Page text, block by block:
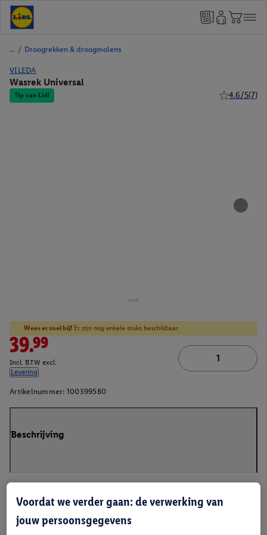
/ Droogrekken & droogmolens
VILEDA
Wasrek Universal
Tip van Lidl 4.6/5(7)
Wees er snel bij! Er zijn nog enkele stuks beschikbaar.
39.99
Incl. BTW excl.
Levering
Artikelnummer: 100399580
Beschrijving
Voordat we verder gaan: de verwerking van
jouw persoonsgegevens